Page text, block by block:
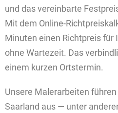
und das vereinbarte
Mit dem Online-
Minuten einen Richtpreis für
ohne Wartezeit. Das
einem kurzen Ortstermin.
Unsere Malerarbeiten
Saarland aus — unter